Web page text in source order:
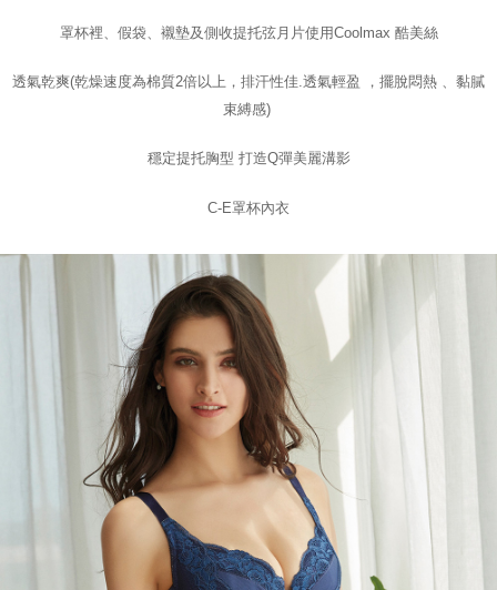
keputusan pensijilan dan semakan oleh AFTEE.
3. Pada masa ini hanya tersedia untuk ahli Taiwan.
Taiwan, Inc. dan AFTEE akan membuat bil kepada pengguna. AFTEE
penggunaan perkhidmatan. Sila rujuk kepada "Penyata Pengumpulan
(https://aftee.tw/privacypolicy/) untuk maklumat lanjut.
Jumlah yang diperakui untuk pengguna kali pertama yang lulus
kelulusan boleh sehingga NT$10,000. Jika pengguna tidak membuat
pembayaran dalam tempoh tersebut, yuran pembayaran lewat sebanyak
20% setahun akan dikenakan. Pengguna bawah umur dikehendaki
mendapatkan kebenaran daripada ibu bapa atau penjaga yang sah
untuk menggunakan AFTEE.
Sila hubungi NP Taiwan Inc. di cs_tw@netprotections.co.jp
mempunyai sebarang kebimbangan mengenai pemprosesan dan
penggunaan pada data peribadi. Jika anda tidak bersetuju dengan data
peribadi yang disenaraikan seperti di atas akan dikumpul dan digunakan
oleh AFTEE, sila jangan gunakan perkhidmatan ini.
Penghantaran percuma
罩杯裡、假袋、襯墊及側收提托弦月片使用Coolmax 酷美絲
透氣乾爽(乾燥速度為棉質2倍以上，排汗性佳.透氣輕盈 ，擺脫悶熱 、黏膩
束縛感)
穩定提托胸型 打造Q彈美麗溝影
C-E罩杯內衣